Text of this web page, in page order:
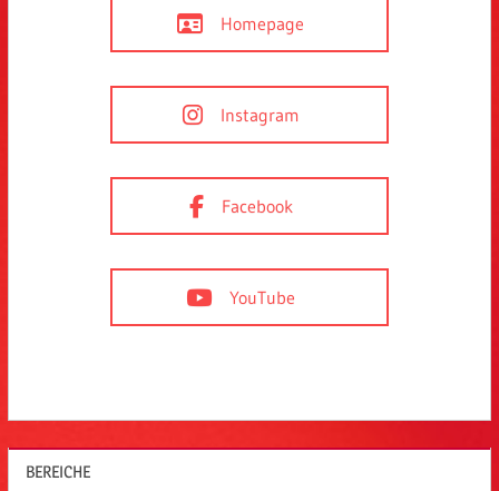
Homepage
Instagram
Facebook
YouTube
BEREICHE